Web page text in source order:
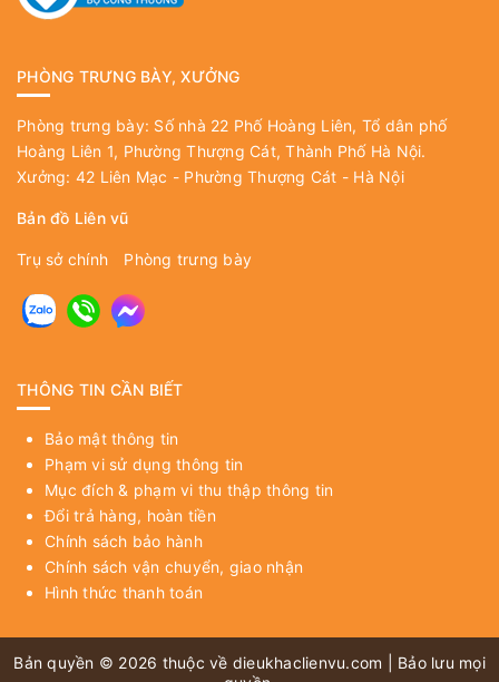
PHÒNG TRƯNG BÀY, XƯỞNG
Phòng trưng bày: Số nhà 22 Phố Hoàng Liên, Tổ dân phố
Hoàng Liên 1, Phường Thượng Cát, Thành Phố Hà Nội.
Xưởng: 42 Liên Mạc - Phường Thượng Cát - Hà Nội
Bản đồ Liên vũ
Trụ sở chính Phòng trưng bày
THÔNG TIN CẦN BIẾT
Bảo mật thông tin
Phạm vi sử dụng thông tin
Mục đích & phạm vi thu thập thông tin
Đổi trả hàng, hoàn tiền
Chính sách bảo hành
Chính sách vận chuyển, giao nhận
Hình thức thanh toán
Bản quyền © 2026 thuộc về dieukhaclienvu.com | Bảo lưu mọi